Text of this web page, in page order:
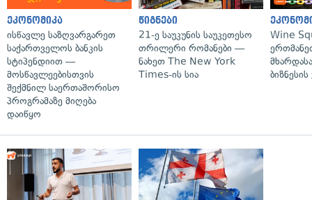
ეკონომიკა
ისწავლე საზღვარგარეთ
საქართველოს ბანკის
სტიპენდიით —
მოსწავლეებისთვის
შექმნილ საერთაშორისო
პროგრამაზე მიღება
დაიწყო
წიგნები
21-ე საუკუნის საუკეთესო
თრილერი რომანები —
ნახეთ The New York
Times-ის სია
Wine